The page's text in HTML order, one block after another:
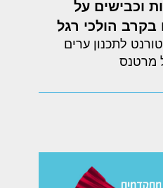
וכבישים על
בקרב הולכי רגל
לתכנון ערים
מרטנס